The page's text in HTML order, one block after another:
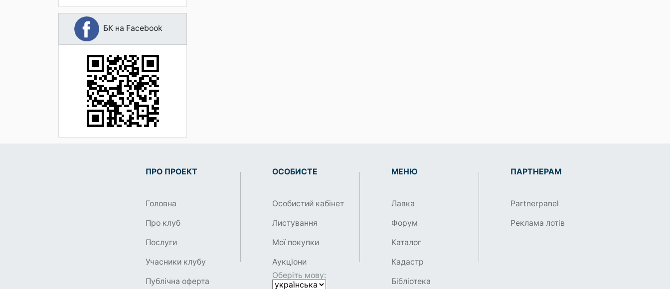
БК на Facebook
ПРО ПРОЕКТ
Головна
Про клуб
Послуги
Учасники клубу
Публічна оферта
ОСОБИСТЕ
Особистий кабінет
Листування
Мої покупки
Аукціони
Оберіть мову:
МЕНЮ
Лавка
Форум
Каталог
Кадастр
Бібліотека
ПАРТНЕРАМ
Partnerpanel
Реклама лотів